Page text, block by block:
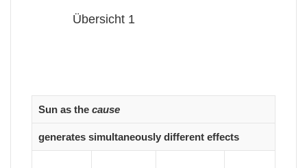
Übersicht 1
Sun as the cause
generates simultaneously different effects